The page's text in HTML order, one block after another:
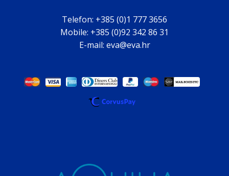
Telefon: +385 (0)1 777 3656
Mobile: +385 (0)92 342 86 31
E-mail: eva@eva.hr